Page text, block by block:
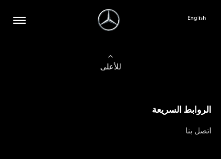
English
للأعلى
الروابط السريعة
اتصل بنا